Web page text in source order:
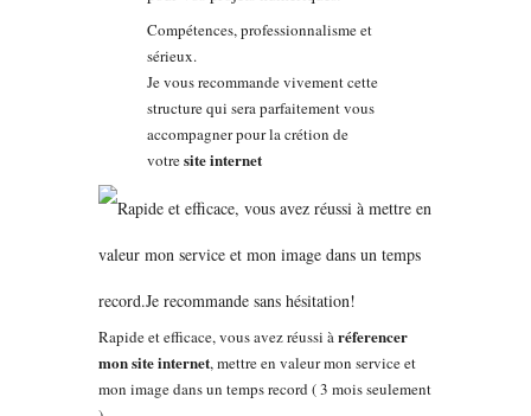
Compétences, professionnalisme et
sérieux.
Je vous recommande vivement cette
structure qui sera parfaitement vous
accompagner pour la crétion de
votresite internet
Rapide et efficace, vous avez réussi àréferencer
mon site internet, mettre en valeur mon service et
mon image dans un temps record ( 3 mois seulement